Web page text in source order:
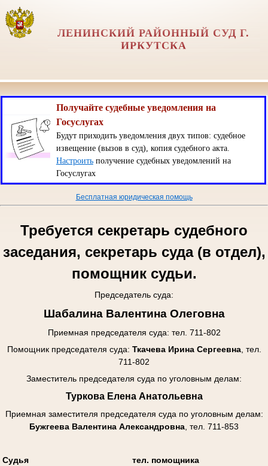
ЛЕНИНСКИЙ РАЙОННЫЙ СУД Г.
ИРКУТСКА
Получайте судебные уведомления на
Госуслугах
Будут приходить уведомления двух типов: судебное
извещение (вызов в суд), копия судебного акта.
Настроитьполучение судебных уведомлений на
Госуслугах
Бесплатная юридическая помощь
Требуется секретарь судебного
заседания, секретарь суда (в отдел),
помощник судьи.
Председатель суда:
Шабалина Валентина Олеговна
Приемная председателя суда: тел. 711-802
Помощник председателя суда: Ткачева Ирина Сергеевна, тел.
711-802
Заместитель председателя суда по уголовным делам:
Туркова Елена Анатольевна
Приемная заместителя председателя суда по уголовным делам:
Бужгеева Валентина Александровна , тел. 711-853
Судья тел. помощника